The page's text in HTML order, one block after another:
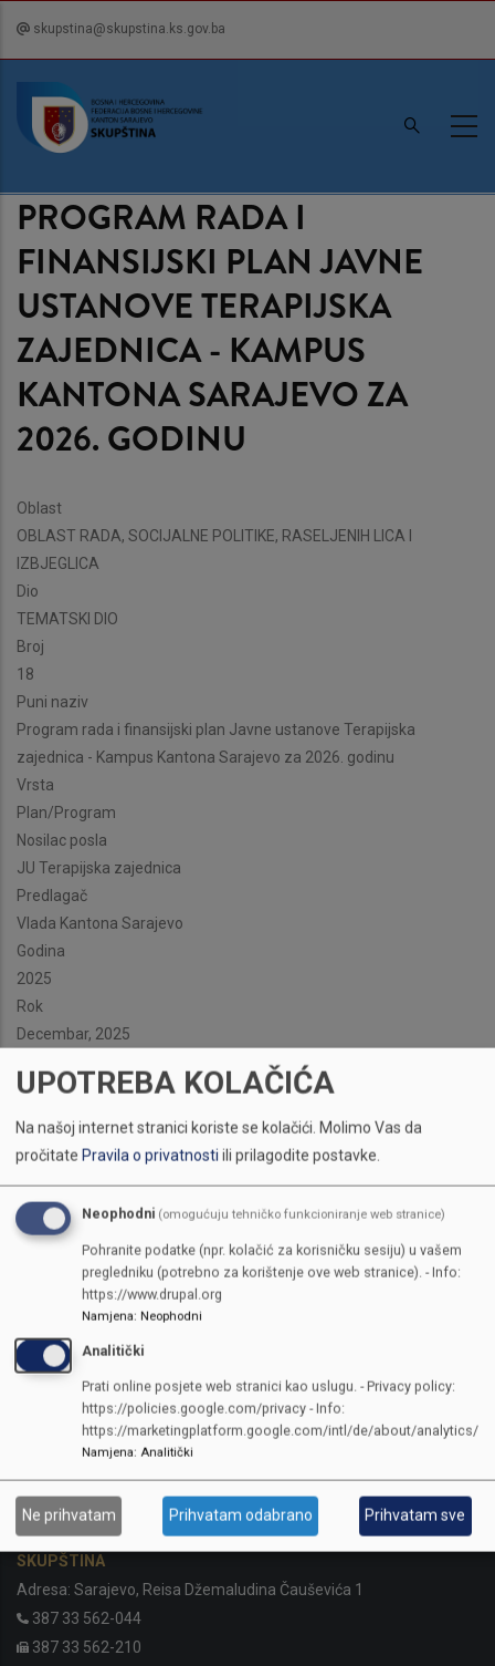
content
skupstina@skupstina.ks.gov.ba
PROGRAM RADA I
FINANSIJSKI PLAN JAVNE
USTANOVE TERAPIJSKA
ZAJEDNICA - KAMPUS
KANTONA SARAJEVO ZA
2026. GODINU
Oblast
OBLAST RADA, SOCIJALNE POLITIKE, RASELJENIH LICA I
IZBJEGLICA
Dio
TEMATSKI DIO
Broj
18
Puni naziv
Program rada i finansijski plan Javne ustanove Terapijska
zajednica - Kampus Kantona Sarajevo za 2026. godinu
Vrsta
Plan/Program
Nosilac posla
JU Terapijska zajednica
Predlagač
Vlada Kantona Sarajevo
Godina
2025
Rok
Decembar, 2025
KONTAKTI
SKUPŠTINA
Adresa: Sarajevo, Reisa Džemaludina Čauševića 1
387 33 562-044
387 33 562-210
UPOTREBA KOLAČIĆA
Na našoj internet stranici koriste se kolačići. Molimo Vas da
pročitate Pravila o privatnostiili prilagodite postavke.
Neophodni (omogućuju tehničko funkcioniranje web stranice)
Pohranite podatke (npr. kolačić za korisničku sesiju) u vašem
pregledniku (potrebno za korištenje ove web stranice). - Info:
https://www.drupal.org
Namjena: Neophodni
Analitički
Prati online posjete web stranici kao uslugu. - Privacy policy:
https://policies.google.com/privacy - Info:
https://marketingplatform.google.com/intl/de/about/analytics/
Namjena: Analitički
Ne prihvatam Prihvatam odabrano Prihvatam sve